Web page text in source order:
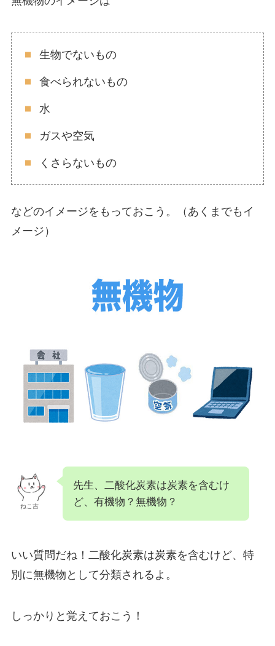
生物でないもの
食べられないもの
水
ガスや空気
くさらないもの
などのイメージをもっておこう。（あくまでもイ
メージ）
ねこ吉
先生、二酸化炭素は炭素を含むけ
ど、有機物？無機物？
いい質問だね！二酸化炭素は炭素を含むけど、特
別に無機物として分類されるよ。
しっかりと覚えておこう！